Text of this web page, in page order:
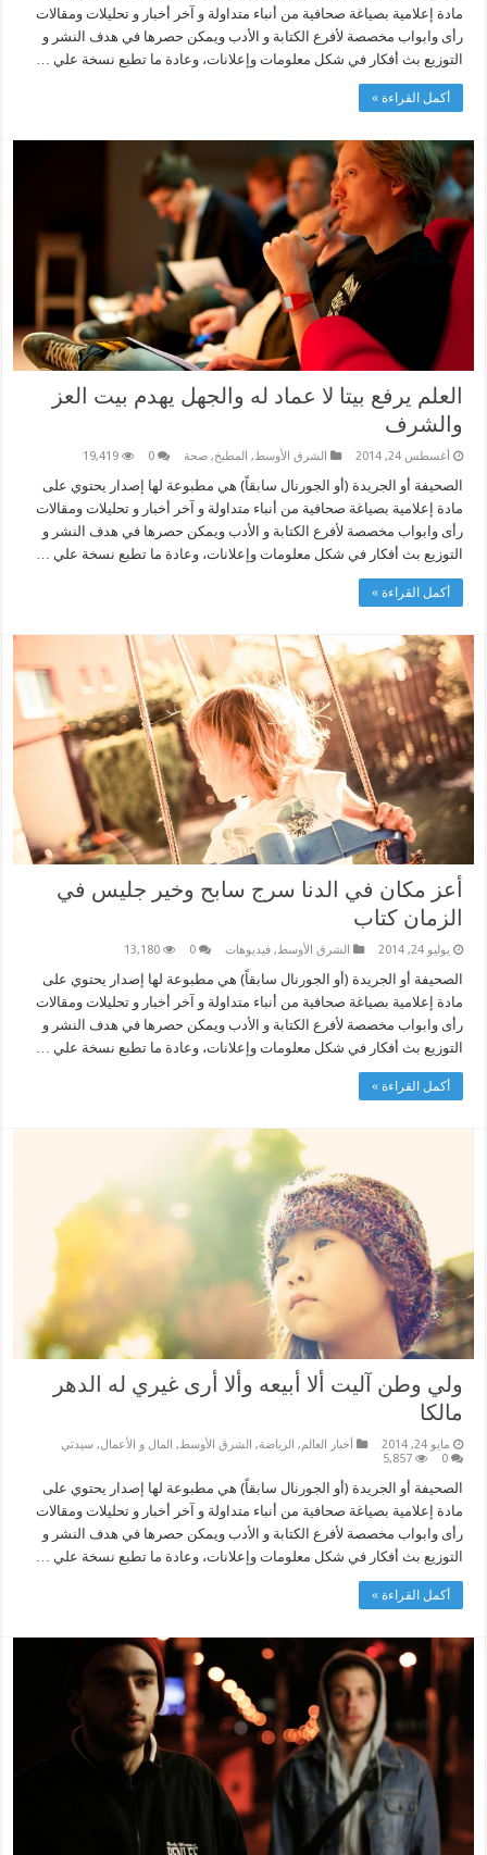
مادة إعلامية بصياغة صحافية من أنباء متداولة و آخر أخبار و تحليلات ومقالات
رأى وابواب مخصصة لأفرع الكتابة و الأدب ويمكن حصرها في هدف النشر و
التوزيع بث أفكار في شكل معلومات وإعلانات، وعادة ما تطبع نسخة علي …
أكمل القراءة »
العلم يرفع بيتا لا عماد له والجهل يهدم بيت العز
والشرف
أغسطس 24, 2014 الشرق الأوسط, المطبخ,صحة 0
19,419
الصحيفة أو الجريدة (أو الجورنال سابقاً) هي مطبوعة لها إصدار يحتوي على
مادة إعلامية بصياغة صحافية من أنباء متداولة و آخر أخبار و تحليلات ومقالات
رأى وابواب مخصصة لأفرع الكتابة و الأدب ويمكن حصرها في هدف النشر و
التوزيع بث أفكار في شكل معلومات وإعلانات، وعادة ما تطبع نسخة علي …
أكمل القراءة »
أعز مكان في الدنا سرج سابح وخير جليس في
الزمان كتاب
يوليو 24, 2014 الشرق الأوسط,فيديوهات 0
13,180
الصحيفة أو الجريدة (أو الجورنال سابقاً) هي مطبوعة لها إصدار يحتوي على
مادة إعلامية بصياغة صحافية من أنباء متداولة و آخر أخبار و تحليلات ومقالات
رأى وابواب مخصصة لأفرع الكتابة و الأدب ويمكن حصرها في هدف النشر و
التوزيع بث أفكار في شكل معلومات وإعلانات، وعادة ما تطبع نسخة علي …
أكمل القراءة »
ولي وطن آليت ألا أبيعه وألا أرى غيري له الدهر
مالكا
مايو 24, 2014 أخبار العالم, الرياضة, الشرق الأوسط, المال و الأعمال,سيدتي
0
5,857
الصحيفة أو الجريدة (أو الجورنال سابقاً) هي مطبوعة لها إصدار يحتوي على
مادة إعلامية بصياغة صحافية من أنباء متداولة و آخر أخبار و تحليلات ومقالات
رأى وابواب مخصصة لأفرع الكتابة و الأدب ويمكن حصرها في هدف النشر و
التوزيع بث أفكار في شكل معلومات وإعلانات، وعادة ما تطبع نسخة علي …
أكمل القراءة »